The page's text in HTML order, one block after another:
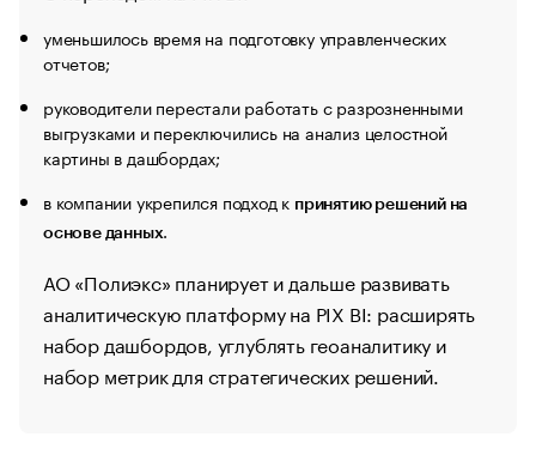
уменьшилось время на подготовку управленческих
отчетов;
руководители перестали работать с разрозненными
выгрузками и переключились на анализ целостной
картины в дашбордах;
в компании укрепился подход к принятию решений на
основе данных.
АО «Полиэкс» планирует и дальше развивать
аналитическую платформу на PIX BI: расширять
набор дашбордов, углублять геоаналитику и
набор метрик для стратегических решений.